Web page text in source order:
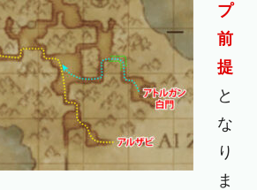
プ
前
提
と
な
り
ま